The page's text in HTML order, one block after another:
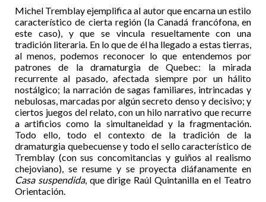
Michel Tremblay ejemplifica al autor que encarna un estilo
característico de cierta región (la Canadá francófona, en
este caso), y que se vincula resueltamente con una
tradición literaria. En lo que de él ha llegado a estas tierras,
al menos, podemos reconocer lo que entendemos por
patrones de la dramaturgia de Quebec: la mirada
recurrente al pasado, afectada siempre por un hálito
nostálgico; la narración de sagas familiares, intrincadas y
nebulosas, marcadas por algún secreto denso y decisivo; y
ciertos juegos del relato, con un hilo narrativo que recurre
a artificios como la simultaneidad y la fragmentación.
Todo ello, todo el contexto de la tradición de la
dramaturgia quebecuense y todo el sello característico de
Tremblay (con sus concomitancias y guiños al realismo
chejoviano), se resume y se proyecta diáfanamente en
Casa suspendida, que dirige Raúl Quintanilla en el Teatro
Orientación.